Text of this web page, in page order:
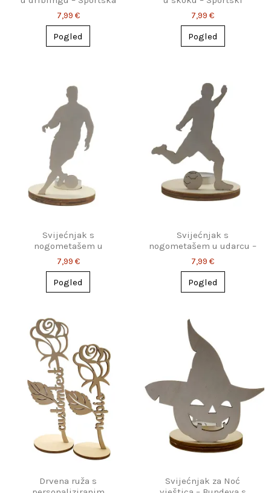
atmosfera
7,99 €
Pogled
ugođaj
7,99 €
Pogled
Svijećnjak s
nogometašem u
driblingu – Dekor za
navijače
7,99 €
Pogled
Svijećnjak s
nogometašem u udarcu –
Dekor za fanove
7,99 €
Pogled
Drvena ruža s
Svijećnjak za Noć